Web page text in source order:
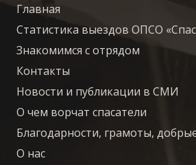
Главная
Статистика выездов ОПСО
Знакомимся с отрядом
Контакты
Новости и публикации в СМИ
О чем ворчат спасатели
Благодарности, грамоты,
О нас